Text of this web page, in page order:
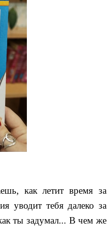
как летит время за
уводит тебя далеко за
ты задумал... В чем же